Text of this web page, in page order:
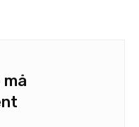
må